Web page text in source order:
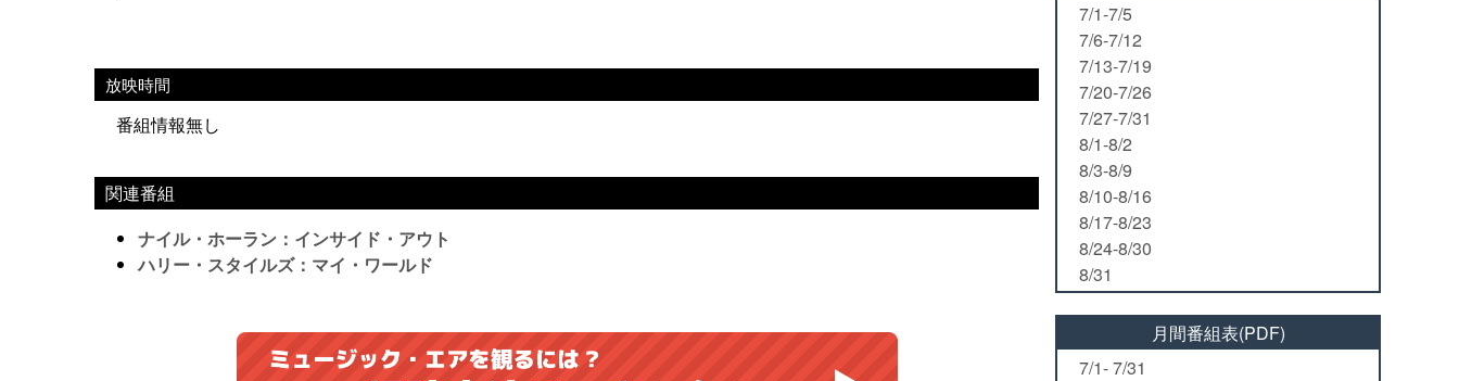
放映時間
番組情報無し
関連番組
ナイル・ホーラン：インサイド・アウト
ハリー・スタイルズ：マイ・ワールド
7/1-7/5
7/6-7/12
7/13-7/19
7/20-7/26
7/27-7/31
8/1-8/2
8/3-8/9
8/10-8/16
8/17-8/23
8/24-8/30
8/31
月間番組表(PDF)
7/1- 7/31